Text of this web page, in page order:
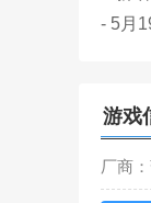
- 5月
游戏
厂商